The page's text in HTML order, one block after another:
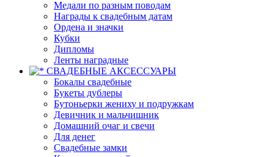
Медали по разным поводам
Награды к свадебным датам
Ордена и значки
Кубки
Дипломы
Ленты наградные
СВАДЕБНЫЕ АКСЕССУАРЫ
Бокалы свадебные
Букеты дублеры
Бутоньерки жениху и подружкам
Девичник и мальчишник
Домашний очаг и свечи
Для денег
Свадебные замки